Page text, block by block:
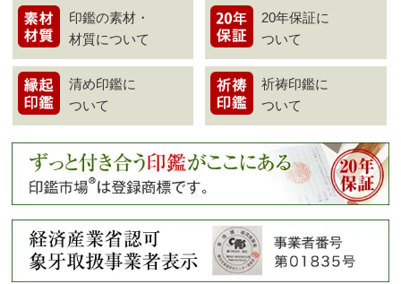
印鑑の素材・
材質について
20年保証に
ついて
清め印鑑に
ついて
祈祷印鑑に
ついて